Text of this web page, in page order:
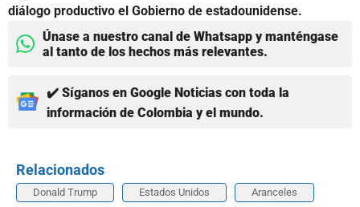
diálogo productivo el Gobierno de estadounidense.
Únase a nuestro canal de Whatsapp y manténgase
al tanto de los hechos más relevantes.
✔️ Síganos en Google Noticias con toda la
información de Colombia y el mundo.
Relacionados
Donald Trump Estados Unidos Aranceles